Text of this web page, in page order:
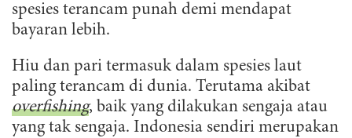
spesies terancam punah demi mendapat
bayaran lebih.
Hiu dan pari termasuk dalam spesies laut
paling terancam di dunia. Terutama akibat
overfishing, baik yang dilakukan sengaja atau
yang tak sengaja. Indonesia sendiri merupakan